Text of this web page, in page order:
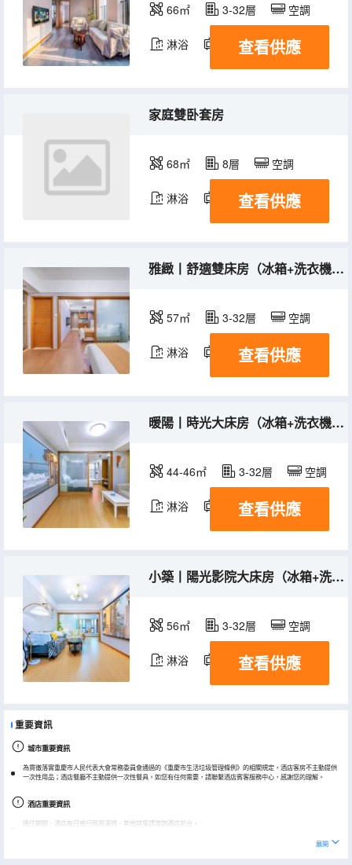
66㎡ 3-32層 空調
淋浴 電視機 冰箱
查看供應
家庭雙卧套房
68㎡ 8層 空調
淋浴 電視機
查看供應
雅緻丨舒適雙床房（冰箱+洗衣機+乾濕分離）
57㎡ 3-32層 空調
淋浴 電視機 冰箱
查看供應
暖陽丨時光大床房（冰箱+洗衣機+乾濕分離）
44-46㎡ 3-32層 空調
淋浴 電視機 冰箱
查看供應
小築丨陽光影院大床房（冰箱+洗衣機+乾濕分離）
56㎡ 3-32層 空調
淋浴 電視機 冰箱
查看供應
重要資訊
城市重要資訊
為貫徹落實重慶市人民代表大會常務委員會通過的《重慶市生活垃圾管理條例》的相關規定，酒店客房不主動提供
一次性用品；酒店餐廳不主動提供一次性餐具。如您有任何需要，請聯繫酒店賓客服務中心，感謝您的理解。
酒店重要資訊
連住期間，酒店每日進行簡易清掃，其他詳情請諮詢酒店前台。
展開